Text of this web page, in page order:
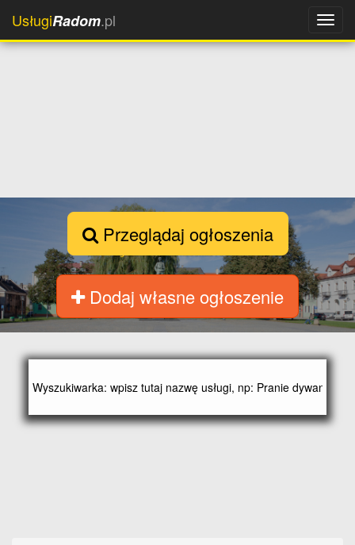
UsługiRadom.pl
Przeglądaj ogłoszenia
Dodaj własne ogłoszenie